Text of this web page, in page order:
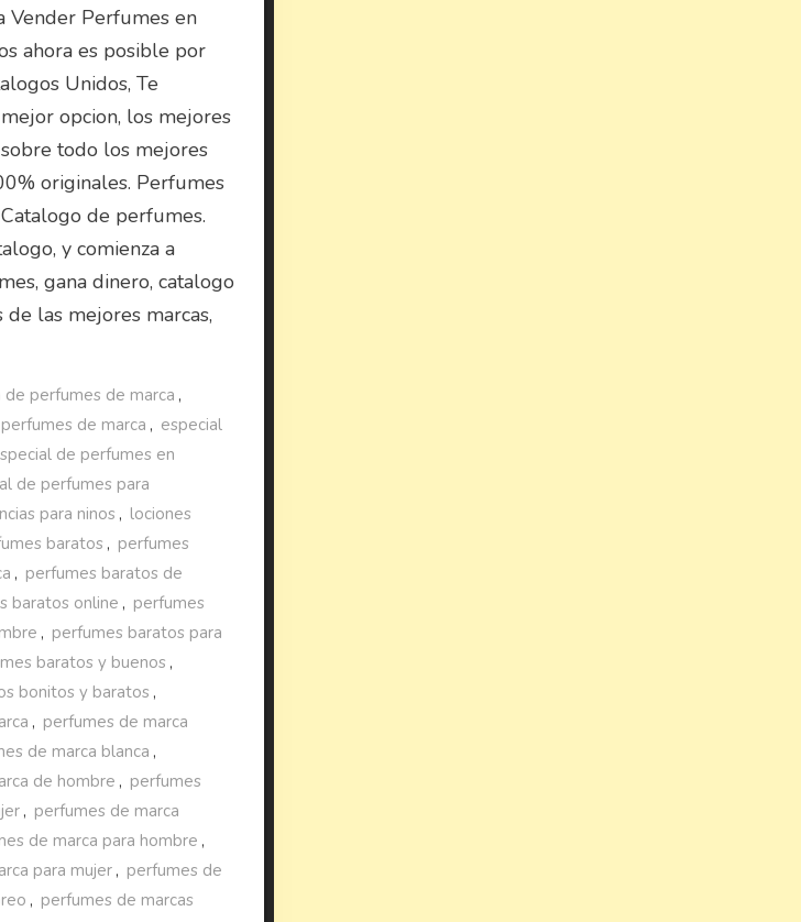
Vender Perfumes en
ahora es posible por
Unidos, Te
opcion, los mejores
todo los mejores
originales. Perfumes
de perfumes.
y comienza a
gana dinero, catalogo
las mejores marcas,
de perfumes de marca ,
de marca , especial
de perfumes en
de perfumes para
para ninos , lociones
baratos , perfumes
, perfumes baratos de
baratos online , perfumes
, perfumes baratos para
baratos y buenos ,
bonitos y baratos ,
, perfumes de marca
de marca blanca ,
de hombre , perfumes
, perfumes de marca
de marca para hombre ,
para mujer , perfumes de
, perfumes de marcas